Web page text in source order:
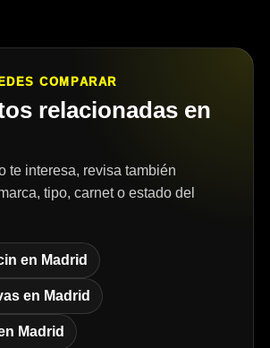
COMPARAR
relacionadas en
te interesa, revisa también
tipo, carnet o estado del
en Madrid
en Madrid
Madrid